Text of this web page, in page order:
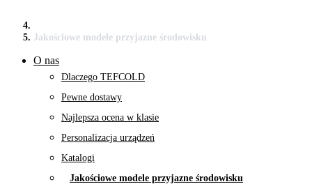
Jakościowe modele przyjazne środowisku
O nas
Dlaczego TEFCOLD
Pewne dostawy
Najlepsza ocena w klasie
Personalizacja urządzeń
Katalogi
Jakościowe modele przyjazne środowisku